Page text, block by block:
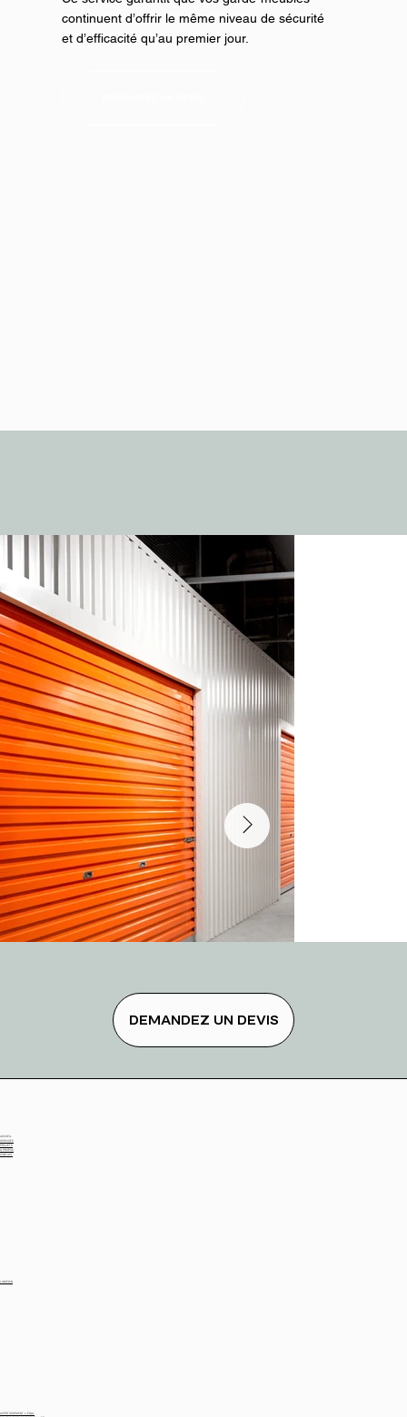
continuent d’offrir le même niveau de sécurité
et d’efficacité qu’au premier jour.
DEMANDEZ UN DEVIS
ACCUEIL
SERVICES
PROJETS
À PROPOS
CONTACT
LINKEDIN
AVERTISSEMENT L´EGAL